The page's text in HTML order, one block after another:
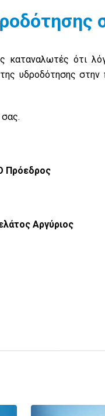
καταναλωτές ότι
υδροδότησης
Πρόεδρος
Αργύριος